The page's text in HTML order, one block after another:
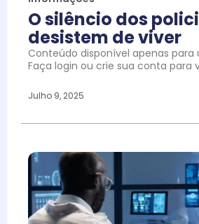
O silêncio dos
desistem de viver
Conteúdo disponível apenas para
Faça login ou crie sua conta para
Julho 9, 2025